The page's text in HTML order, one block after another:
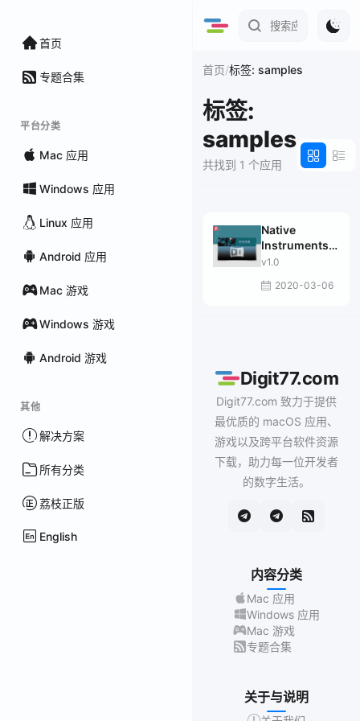
首页
专题合集
平台分类
Mac 应用
Windows 应用
Linux 应用
Android 应用
Mac 游戏
Windows 游戏
Android 游戏
其他
解决方案
所有分类
荔枝正版
English
首页/标签: samples
标签:
samples
共找到 1 个应用
Native
Instruments
DJ KHALIL
v1.0
2020-03-06
Digit77.com
Digit77.com 致力于提供
最优质的 macOS 应用、
游戏以及跨平台软件资源
下载，助力每一位开发者
的数字生活。
内容分类
Mac 应用
Windows 应用
Mac 游戏
专题合集
关于与说明